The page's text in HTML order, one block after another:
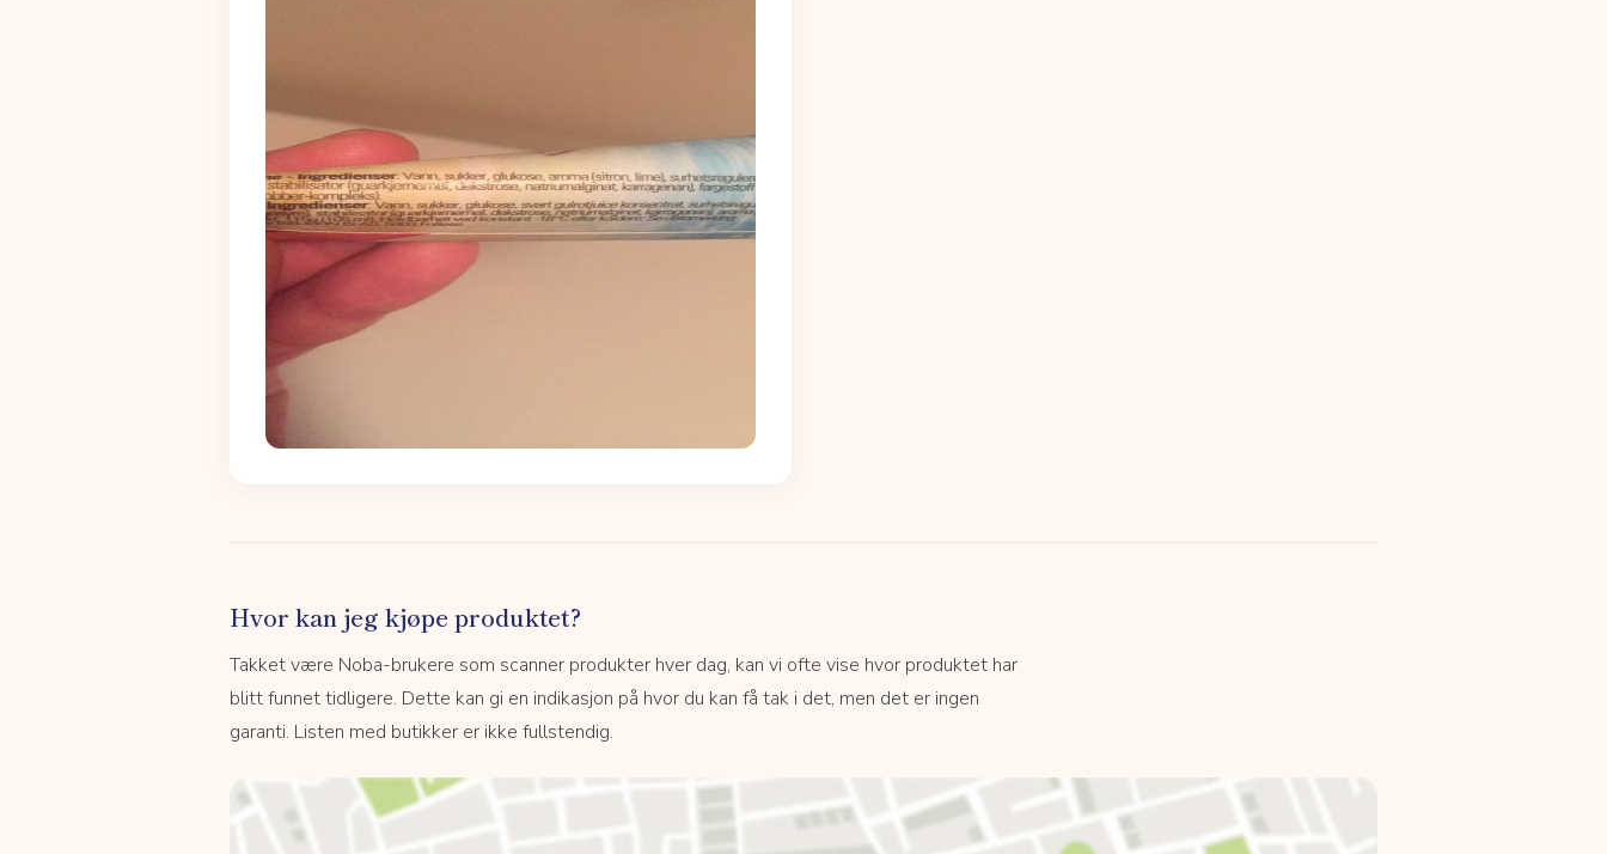
Hvor kan jeg kjøpe produktet?
Takket være Noba-brukere som scanner produkter hver dag, kan vi ofte vise hvor produktet har
blitt funnet tidligere. Dette kan gi en indikasjon på hvor du kan få tak i det, men det er ingen
garanti. Listen med butikker er ikke fullstendig.